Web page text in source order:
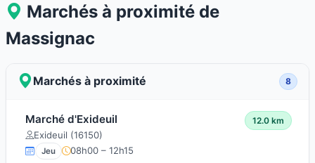
Marchés à proximité de
Massignac
Marchés à proximité 8
Marché d'Exideuil
Exideuil (16150)
12.0 km
Jeu 08h00 – 12h15